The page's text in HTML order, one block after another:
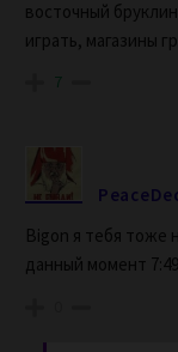
восточный
играть, магазины
7
Bigon я тебя тоже
данный момент